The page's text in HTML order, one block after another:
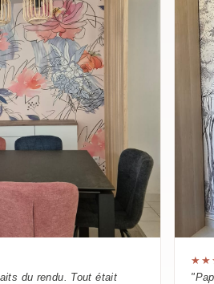
du rendu. Tout était